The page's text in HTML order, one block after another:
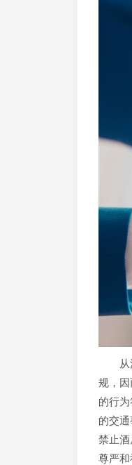
从法
规，
的行
的交
禁止
尊严和